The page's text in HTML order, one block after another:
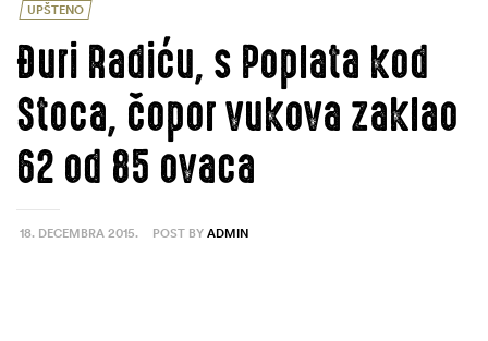
UPŠTENO
18. DECEMBRA 2015. POST BY ADMIN
Đuri Radiću, s Poplata kod
Stoca, čopor vukova zaklao
62 od 85 ovaca